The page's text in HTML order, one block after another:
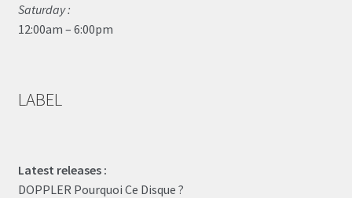
Saturday :
12:00am – 6:00pm
LABEL
Latest releases :
DOPPLER Pourquoi Ce Disque ?